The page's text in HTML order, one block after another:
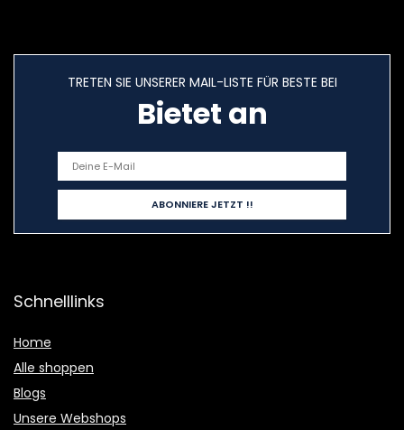
TRETEN SIE UNSERER MAIL-LISTE FÜR BESTE BEI
Bietet an
Schnelllinks
Home
Alle shoppen
Blogs
Unsere Webshops